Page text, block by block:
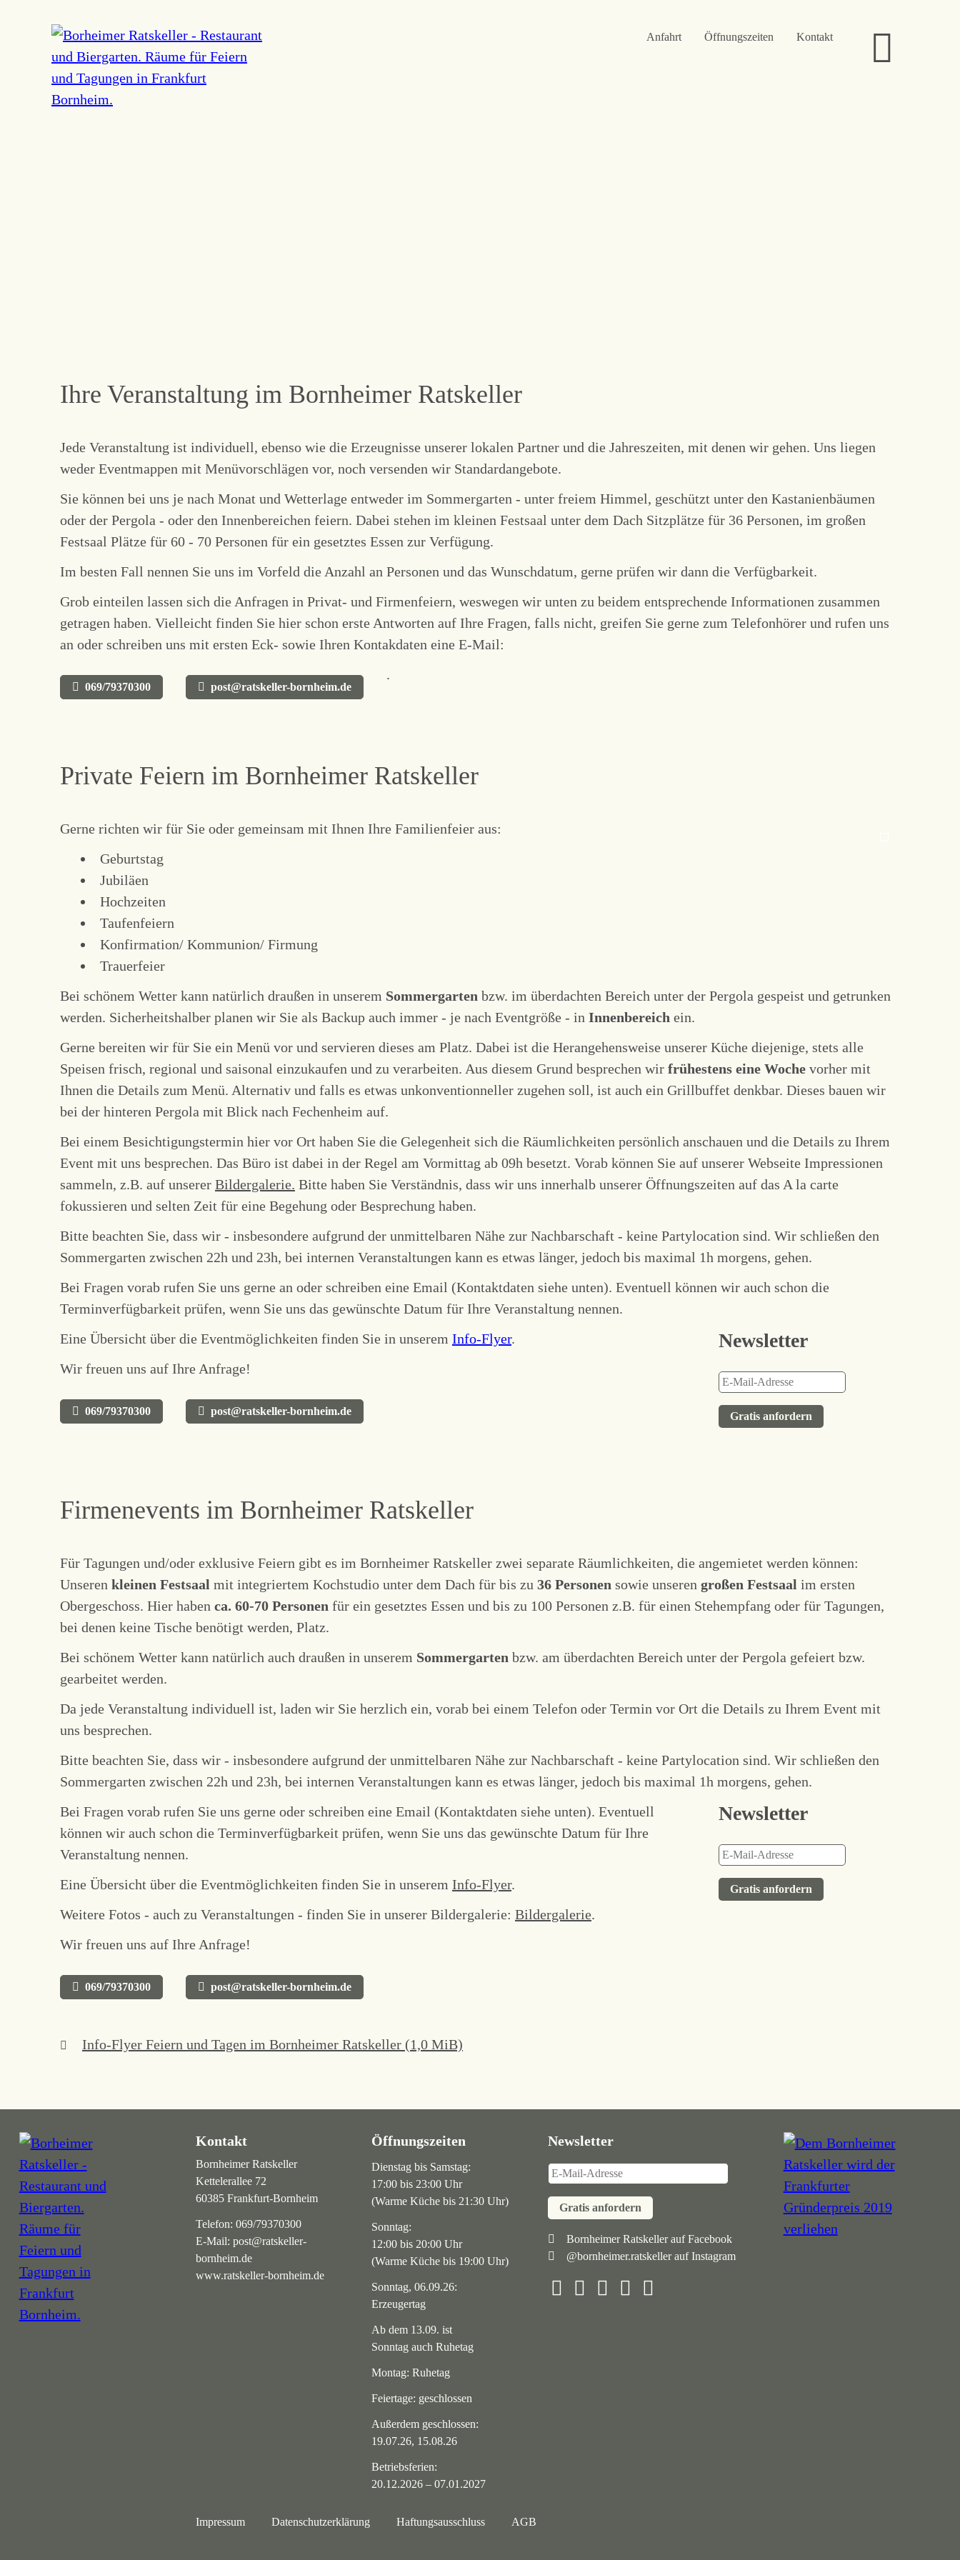
Navigation
überspringen
Kontakt
Öffnungszeiten
Anfahrt
Ihre Veranstaltung im Bornheimer Ratskeller
Jede Veranstaltung ist individuell, ebenso wie die Erzeugnisse unserer lokalen Partner und die Jahreszeiten, mit denen wir gehen. Uns liegen
weder Eventmappen mit Menüvorschlägen vor, noch versenden wir Standardangebote.
Sie können bei uns je nach Monat und Wetterlage entweder im Sommergarten - unter freiem Himmel, geschützt unter den Kastanienbäumen
oder der Pergola - oder den Innenbereichen feiern. Dabei stehen im kleinen Festsaal unter dem Dach Sitzplätze für 36 Personen, im großen
Festsaal Plätze für 60 - 70 Personen für ein gesetztes Essen zur Verfügung.
Im besten Fall nennen Sie uns im Vorfeld die Anzahl an Personen und das Wunschdatum, gerne prüfen wir dann die Verfügbarkeit.
Grob einteilen lassen sich die Anfragen in Privat- und Firmenfeiern, weswegen wir unten zu beidem entsprechende Informationen zusammen
getragen haben. Vielleicht finden Sie hier schon erste Antworten auf Ihre Fragen, falls nicht, greifen Sie gerne zum Telefonhörer und rufen uns
an oder schreiben uns mit ersten Eck- sowie Ihren Kontakdaten eine E-Mail:
069/79370300 post@ratskeller-bornheim.de
.
Private Feiern im Bornheimer Ratskeller
Gerne richten wir für Sie oder gemeinsam mit Ihnen Ihre Familienfeier aus:
Geburtstag
Jubiläen
Hochzeiten
Taufenfeiern
Konfirmation/ Kommunion/ Firmung
Trauerfeier
Bei schönem Wetter kann natürlich draußen in unserem Sommergarten bzw. im überdachten Bereich unter der Pergola gespeist und getrunken
werden. Sicherheitshalber planen wir Sie als Backup auch immer - je nach Eventgröße - in Innenbereich ein.
Gerne bereiten wir für Sie ein Menü vor und servieren dieses am Platz. Dabei ist die Herangehensweise unserer Küche diejenige, stets alle
Speisen frisch, regional und saisonal einzukaufen und zu verarbeiten. Aus diesem Grund besprechen wir frühestens eine Woche vorher mit
Ihnen die Details zum Menü. Alternativ und falls es etwas unkonventionneller zugehen soll, ist auch ein Grillbuffet denkbar. Dieses bauen wir
bei der hinteren Pergola mit Blick nach Fechenheim auf.
Bei einem Besichtigungstermin hier vor Ort haben Sie die Gelegenheit sich die Räumlichkeiten persönlich anschauen und die Details zu Ihrem
Event mit uns besprechen. Das Büro ist dabei in der Regel am Vormittag ab 09h besetzt. Vorab können Sie auf unserer Webseite Impressionen
sammeln, z.B. auf unserer Bildergalerie. Bitte haben Sie Verständnis, dass wir uns innerhalb unserer Öffnungszeiten auf das A la carte
fokussieren und selten Zeit für eine Begehung oder Besprechung haben.
Bitte beachten Sie, dass wir - insbesondere aufgrund der unmittelbaren Nähe zur Nachbarschaft - keine Partylocation sind. Wir schließen den
Sommergarten zwischen 22h und 23h, bei internen Veranstaltungen kann es etwas länger, jedoch bis maximal 1h morgens, gehen.
Bei Fragen vorab rufen Sie uns gerne an oder schreiben eine Email (Kontaktdaten siehe unten). Eventuell können wir auch schon die
Terminverfügbarkeit prüfen, wenn Sie uns das gewünschte Datum für Ihre Veranstaltung nennen.
Newsletter
Gratis anfordern
Eine Übersicht über die Eventmöglichkeiten finden Sie in unserem Info-Flyer.
Wir freuen uns auf Ihre Anfrage!
069/79370300 post@ratskeller-bornheim.de
Firmenevents im Bornheimer Ratskeller
Für Tagungen und/oder exklusive Feiern gibt es im Bornheimer Ratskeller zwei separate Räumlichkeiten, die angemietet werden können:
Unseren kleinen Festsaal mit integriertem Kochstudio unter dem Dach für bis zu 36 Personen sowie unseren großen Festsaal im ersten
Obergeschoss. Hier haben ca. 60-70 Personen für ein gesetztes Essen und bis zu 100 Personen z.B. für einen Stehempfang oder für Tagungen,
bei denen keine Tische benötigt werden, Platz.
Bei schönem Wetter kann natürlich auch draußen in unserem Sommergarten bzw. am überdachten Bereich unter der Pergola gefeiert bzw.
gearbeitet werden.
Da jede Veranstaltung individuell ist, laden wir Sie herzlich ein, vorab bei einem Telefon oder Termin vor Ort die Details zu Ihrem Event mit
uns besprechen.
Bitte beachten Sie, dass wir - insbesondere aufgrund der unmittelbaren Nähe zur Nachbarschaft - keine Partylocation sind. Wir schließen den
Sommergarten zwischen 22h und 23h, bei internen Veranstaltungen kann es etwas länger, jedoch bis maximal 1h morgens, gehen.
Newsletter
Gratis anfordern
Bei Fragen vorab rufen Sie uns gerne oder schreiben eine Email (Kontaktdaten siehe unten). Eventuell
können wir auch schon die Terminverfügbarkeit prüfen, wenn Sie uns das gewünschte Datum für Ihre
Veranstaltung nennen.
Eine Übersicht über die Eventmöglichkeiten finden Sie in unserem Info-Flyer.
Weitere Fotos - auch zu Veranstaltungen - finden Sie in unserer Bildergalerie: Bildergalerie.
Wir freuen uns auf Ihre Anfrage!
069/79370300 post@ratskeller-bornheim.de
Info-Flyer Feiern und Tagen im Bornheimer Ratskeller (1,0 MiB)
Kontakt
Bornheimer Ratskeller
Kettelerallee 72
60385 Frankfurt-Bornheim
Telefon: 069/79370300
E-Mail: post@ratskeller-
bornheim.de
www.ratskeller-bornheim.de
Öffnungszeiten
Dienstag bis Samstag:
17:00 bis 23:00 Uhr
(Warme Küche bis 21:30 Uhr)
Sonntag:
12:00 bis 20:00 Uhr
(Warme Küche bis 19:00 Uhr)
Sonntag, 06.09.26:
Erzeugertag
Ab dem 13.09. ist
Sonntag auch Ruhetag
Montag: Ruhetag
Feiertage: geschlossen
Außerdem geschlossen:
19.07.26, 15.08.26
Betriebsferien:
20.12.2026 – 07.01.2027
Newsletter
Gratis anfordern
Navigation
überspringen
Bornheimer Ratskeller auf Facebook
@bornheimer.ratskeller auf Instagram
Navigation
Impressum Datenschutzerklärung Haftungsausschluss AGB